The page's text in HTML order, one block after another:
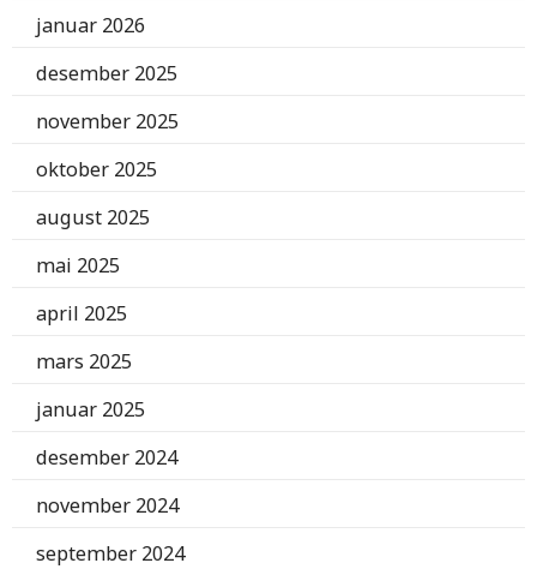
januar 2026
desember 2025
november 2025
oktober 2025
august 2025
mai 2025
april 2025
mars 2025
januar 2025
desember 2024
november 2024
september 2024